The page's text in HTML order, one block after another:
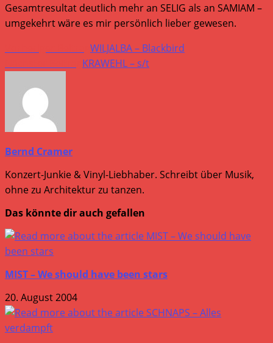
Gesamtresultat deutlich mehr an SELIG als an SAMIAM –
umgekehrt wäre es mir persönlich lieber gewesen.
Weitere
Artikel
ansehen
WILJALBA – Blackbird
KRAWEHL – s/t
Bernd Cramer
Konzert-Junkie & Vinyl-Liebhaber. Schreibt über Musik,
ohne zu Architektur zu tanzen.
Das könnte dir auch gefallen
MIST – We should have been stars
20. August 2004